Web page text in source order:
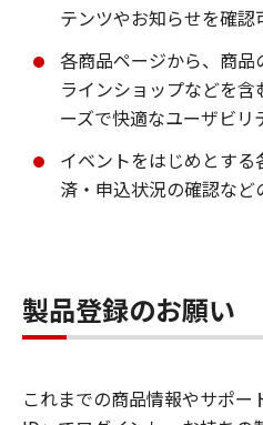
テンツやお知らせを確認
各商品ページから、商
ラインショップなどを
ーズで快適なユーザビリ
イベントをはじめとす
済・申込状況の確認な
製品登録のお願い
これまでの商品情報やサポー